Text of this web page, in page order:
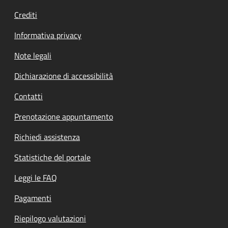
Crediti
Informativa privacy
Note legali
Dichiarazione di accessibilità
Contatti
Prenotazione appuntamento
Richiedi assistenza
Statistiche del portale
Leggi le FAQ
Pagamenti
Riepilogo valutazioni